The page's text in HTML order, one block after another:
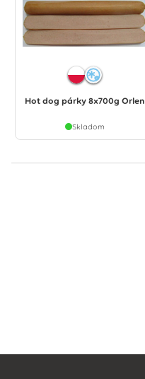
Hot dog párky 8x700g Orlen
Skladom